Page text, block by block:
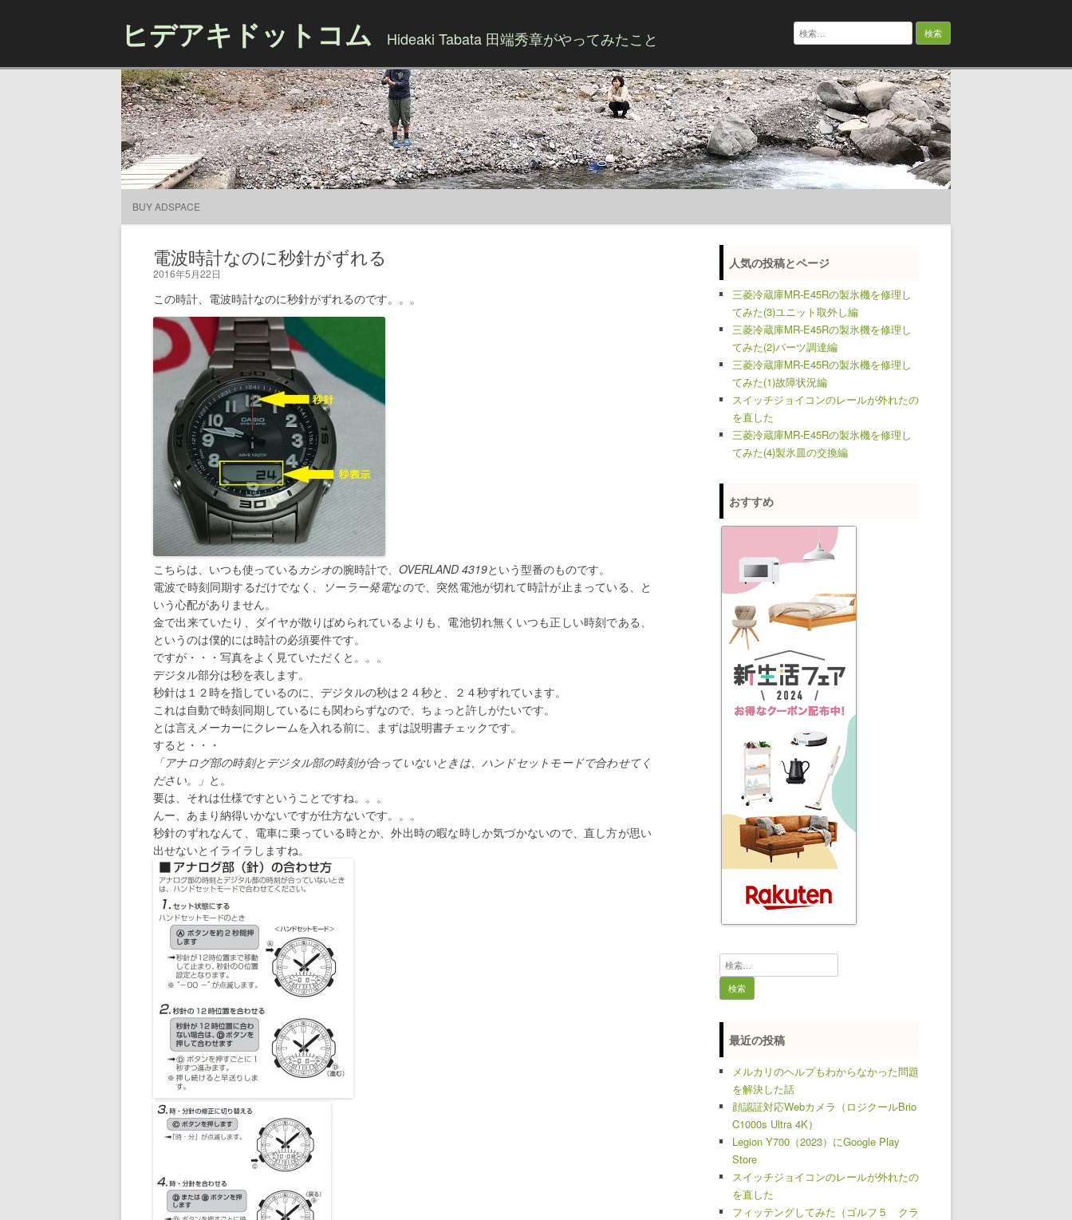
ヒデアキドットコム Hideaki Tabata 田端秀章がやってみたこと
検
索:
BUY ADSPACE
電波時計なのに秒針がずれる
2016年5月22日
この時計、電波時計なのに秒針がずれるのです。。。
こちらは、いつも使っている カシオの腕時計で、 OVERLAND 4319という型番のものです。
電波で時刻同期するだけでなく、
ソーラー発電なので、突然電池が切れて時計が止まっている、と
いう心配がありません。
金で出来ていたり、ダイヤが散りばめられているよりも、電池切れ無くいつも正しい時刻である、
というのは僕的には時計の必須要件です。
ですが・・・写真をよく見ていただくと。。。
デジタル部分は秒を表します。
秒針は１２時を指しているのに、デジタルの秒は２４秒と、２４秒ずれています。
これは自動で時刻同期しているにも関わらずなので、ちょっと許しがたいです。
とは言えメーカーにクレームを入れる前に、まずは説明書チェックです。
すると・・・
「アナログ部の時刻とデジタル部の時刻が合っていないときは、ハンドセットモードで合わせてく
ださい。」 と。
要は、それは仕様ですということですね。。。
んー、あまり納得いかないですが仕方ないです。。。
秒針のずれなんて、電車に乗っている時とか、外出時の暇な時しか気づかないので、直し方が思い
出せないとイライラしますね。
人気の投稿とページ
三菱冷蔵庫MR-E45Rの製氷機を修理し
てみた(3)ユニット取外し編
三菱冷蔵庫MR-E45Rの製氷機を修理し
てみた(2)パーツ調達編
三菱冷蔵庫MR-E45Rの製氷機を修理し
てみた(1)故障状況編
スイッチジョイコンのレールが外れたの
を直した
三菱冷蔵庫MR-E45Rの製氷機を修理し
てみた(4)製氷皿の交換編
おすすめ
検
索:
最近の投稿
メルカリのヘルプもわからなかった問題
を解決した話
顔認証対応Webカメラ（ロジクールBrio
C1000s Ultra 4K）
Legion Y700（2023）にGoogle Play
Store
スイッチジョイコンのレールが外れたの
を直した
フィッテングしてみた（ゴルフ５ クラ